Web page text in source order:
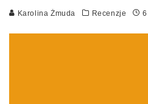
Karolina Żmuda Recenzje